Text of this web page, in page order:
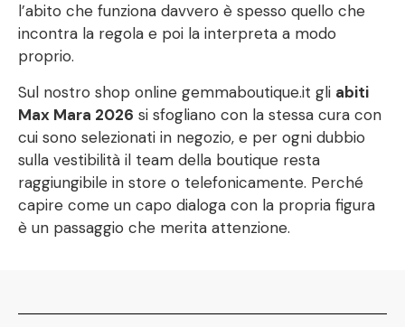
l’abito che funziona davvero è spesso quello che
incontra la regola e poi la interpreta a modo
proprio.
Sul nostro shop online gemmaboutique.it gli abiti
Max Mara 2026 si sfogliano con la stessa cura con
cui sono selezionati in negozio, e per ogni dubbio
sulla vestibilità il team della boutique resta
raggiungibile in store o telefonicamente. Perché
capire come un capo dialoga con la propria figura
è un passaggio che merita attenzione.